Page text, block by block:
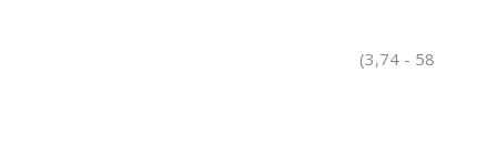
(3,74 - 58